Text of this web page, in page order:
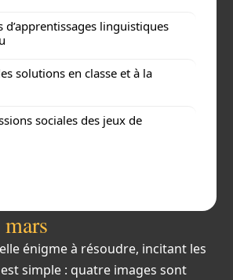
d’apprentissages linguistiques
solutions en classe et à la
sociales des jeux de
énigme à résoudre, incitant les
simple : quatre images sont